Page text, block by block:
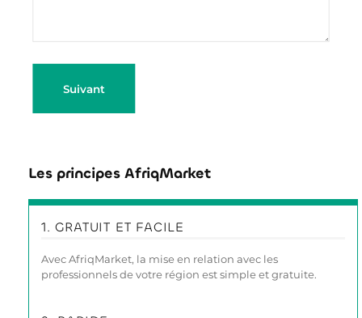
Suivant
Les principes AfriqMarket
1. GRATUIT ET FACILE
Avec AfriqMarket, la mise en relation avec les
professionnels de votre région est simple et gratuite.